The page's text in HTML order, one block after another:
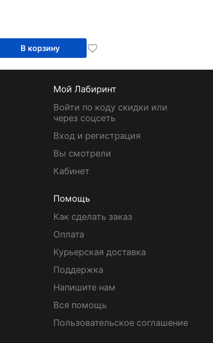
В корзину
Мой Лабиринт
Войти по коду скидки или
через соцсеть
Вход и регистрация
Вы смотрели
Кабинет
Помощь
Как сделать заказ
Оплата
Курьерская доставка
Поддержка
Напишите нам
Вся помощь
Пользовательское соглашение